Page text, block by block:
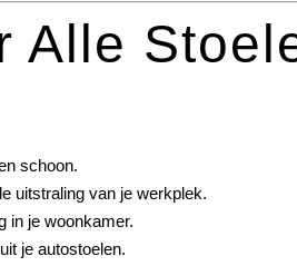
Alle
schoon.
uitstraling van je werkplek.
in je woonkamer.
je autostoelen.